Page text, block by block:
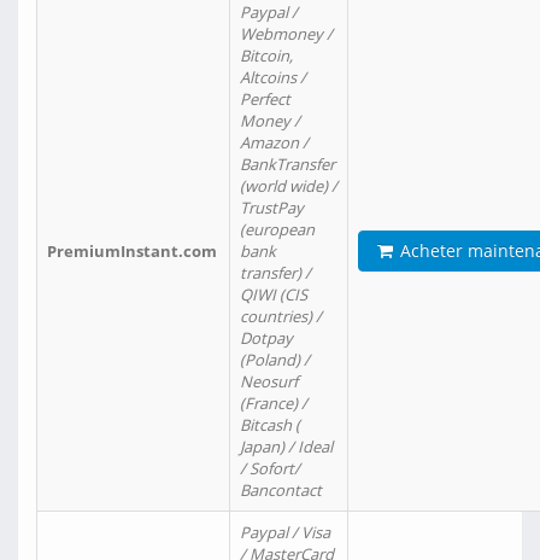
PremiumInstant.com
Paypal /
Webmoney /
Bitcoin,
Altcoins /
Perfect
Money /
Amazon /
BankTransfer
(world wide) /
TrustPay
(european
bank
transfer) /
QIWI (CIS
countries) /
Dotpay
(Poland) /
Neosurf
(France) /
Bitcash (
Japan) / Ideal
/ Sofort/
Bancontact
Acheter
Paypal / Visa
/ MasterCard